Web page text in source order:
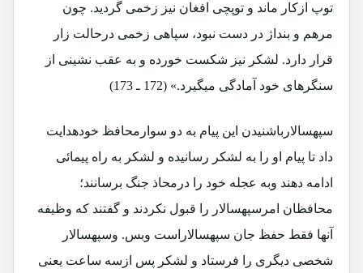
توپ ازکار ماند و توپچی افغان نیز زخمی گردید. چون
مرهم و بنداژ در دست نبود، سپاهی زخمی درحالت زار
قرار دارد. لشکر نیز شکست خورده و به عقب نشینی از
سنگرهای خود آمادگی میگیرد.» (172 ـ 173)
سپهسالارباشنیدن این پیام به دو سوارمحافظ خودهدایت
داد تا پیام او را به لشکر رسانیده و لشکر به راه پیمائی
ادامه دهند وبه عجله خود را درمحاذ جنگ برسانند؛
محافظان امرسپهسالار را قبول نکردند و گفتند که وظیفه
آنها فقط حفظ جان سپهسالاراست وبس. وسپهسالار
شخصی دیگری را فرستاد و لشکر پس ازسه ساعت یعنی